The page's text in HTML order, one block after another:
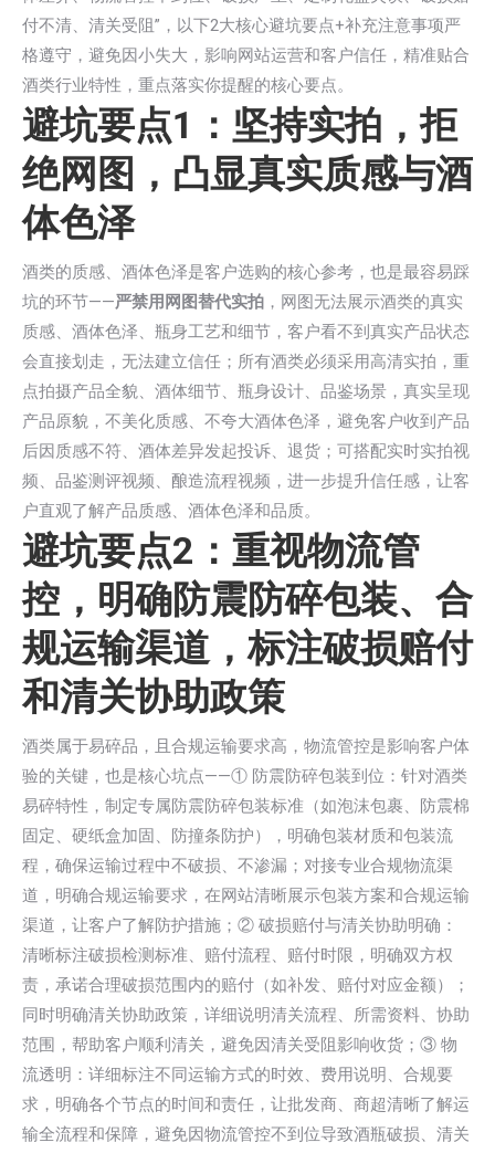
付不清、清关受阻”，以下2大核心避坑要点+补充注意事项严
格遵守，避免因小失大，影响网站运营和客户信任，精准贴合
酒类行业特性，重点落实你提醒的核心要点。
避坑要点1：坚持实拍，拒
绝网图，凸显真实质感与酒
体色泽
酒类的质感、酒体色泽是客户选购的核心参考，也是最容易踩
坑的环节——严禁用网图替代实拍 ，网图无法展示酒类的真实
质感、酒体色泽、瓶身工艺和细节，客户看不到真实产品状态
会直接划走，无法建立信任；所有酒类必须采用高清实拍，重
点拍摄产品全貌、酒体细节、瓶身设计、品鉴场景，真实呈现
产品原貌，不美化质感、不夸大酒体色泽，避免客户收到产品
后因质感不符、酒体差异发起投诉、退货；可搭配实时实拍视
频、品鉴测评视频、酿造流程视频，进一步提升信任感，让客
户直观了解产品质感、酒体色泽和品质。
避坑要点2：重视物流管
控，明确防震防碎包装、合
规运输渠道，标注破损赔付
和清关协助政策
酒类属于易碎品，且合规运输要求高，物流管控是影响客户体
验的关键，也是核心坑点——① 防震防碎包装到位：针对酒类
易碎特性，制定专属防震防碎包装标准（如泡沫包裹、防震棉
固定、硬纸盒加固、防撞条防护），明确包装材质和包装流
程，确保运输过程中不破损、不渗漏；对接专业合规物流渠
道，明确合规运输要求，在网站清晰展示包装方案和合规运输
渠道，让客户了解防护措施；② 破损赔付与清关协助明确：
清晰标注破损检测标准、赔付流程、赔付时限，明确双方权
责，承诺合理破损范围内的赔付（如补发、赔付对应金额）；
同时明确清关协助政策，详细说明清关流程、所需资料、协助
范围，帮助客户顺利清关，避免因清关受阻影响收货；③ 物
流透明：详细标注不同运输方式的时效、费用说明、合规要
求，明确各个节点的时间和责任，让批发商、商超清晰了解运
输全流程和保障，避免因物流管控不到位导致酒瓶破损、清关